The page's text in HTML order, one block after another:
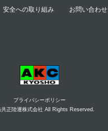
安全への取り組み お問い合わせ
プライバシーポリシー
正陸運株式会社 All Rights Reserved.